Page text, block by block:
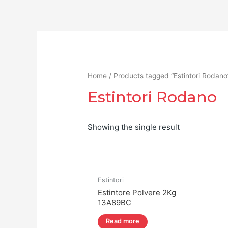
Home / Products tagged “Estintori
Estintori Rodano
Showing the single result
Estintori
Estintore Polvere 2Kg
13A89BC
Read more